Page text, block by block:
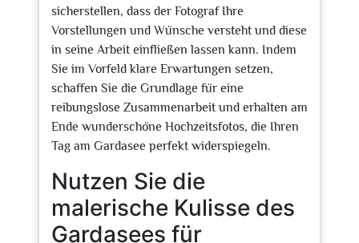
sicherstellen, dass der Fotograf Ihre
Vorstellungen und Wünsche versteht und diese
in seine Arbeit einfließen lassen kann. Indem
Sie im Vorfeld klare Erwartungen setzen,
schaffen Sie die Grundlage für eine
reibungslose Zusammenarbeit und erhalten am
Ende wunderschöne Hochzeitsfotos, die Ihren
Tag am Gardasee perfekt widerspiegeln.
Nutzen Sie die
malerische Kulisse des
Gardasees für